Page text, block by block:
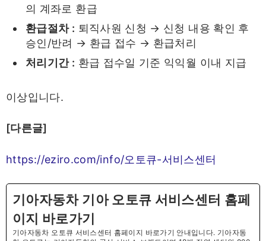
의 계좌로 환급
환급절차 : 퇴직사원 신청 → 신청 내용 확인 후
승인/반려 → 환급 접수 → 환급처리
처리기간 : 환급 접수일 기준 익익월 이내 지급
이상입니다.
[다른글]
https://eziro.com/info/오토큐-서비스센터
기아자동차 기아 오토큐 서비스센터 홈페
이지 바로가기
기아자동차 오토큐 서비스센터 홈페이지 바로가기 안내입니다. 기아자동